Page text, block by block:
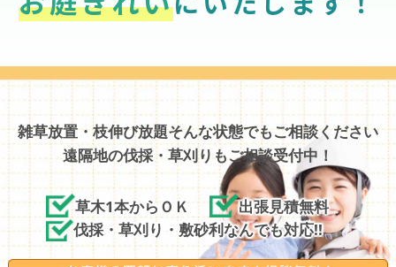
雑草放置・枝伸び放題そんな状態でもご相談ください
遠隔地の伐採・草刈りもご相談受付中！
草木1本からＯＫ
出張見積無料
伐採・草刈り・敷砂利なんでも対応!!